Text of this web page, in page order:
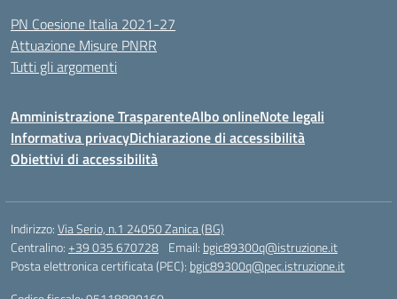
PN Coesione Italia 2021-27
Attuazione Misure PNRR
Tutti gli argomenti
Amministrazione TrasparenteAlbo onlineNote legali
Informativa privacyDichiarazione di accessibilità
Obiettivi di accessibilità
Indirizzo:Via Serio, n.1 24050 Zanica (BG)
Centralino:+39 035 670728 Email: bgic89300q@istruzione.it
Posta elettronica certificata (PEC): bgic89300q@pec.istruzione.it